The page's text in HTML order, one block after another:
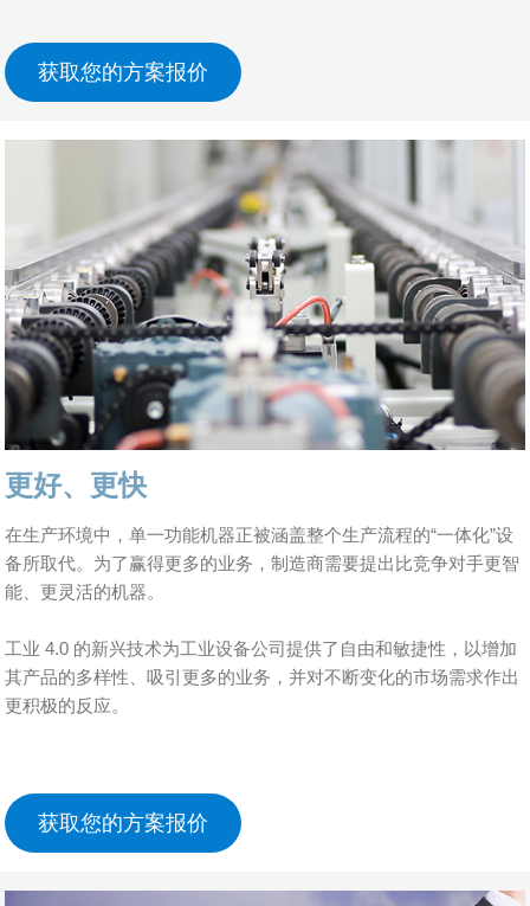
获取您的方案报价
更好、更快
在生产环境中，单一功能机器正被涵盖整个生产流程的“一体化”设
备所取代。为了赢得更多的业务，制造商需要提出比竞争对手更智
能、更灵活的机器。
工业 4.0 的新兴技术为工业设备公司提供了自由和敏捷性，以增加
其产品的多样性、吸引更多的业务，并对不断变化的市场需求作出
更积极的反应。
获取您的方案报价